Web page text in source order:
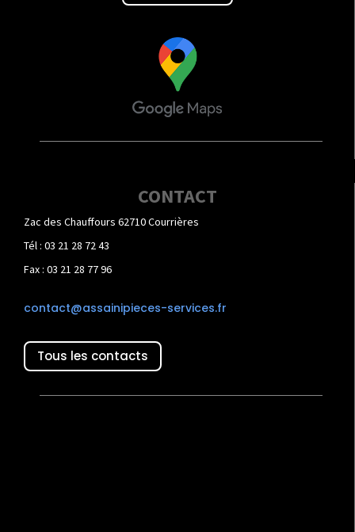
CONTACT
Zac des Chauffours 62710 Courrières
Tél : 03 21 28 72 43
Fax : 03 21 28 77 96
contact@assainipieces-services.fr
Tous les contacts